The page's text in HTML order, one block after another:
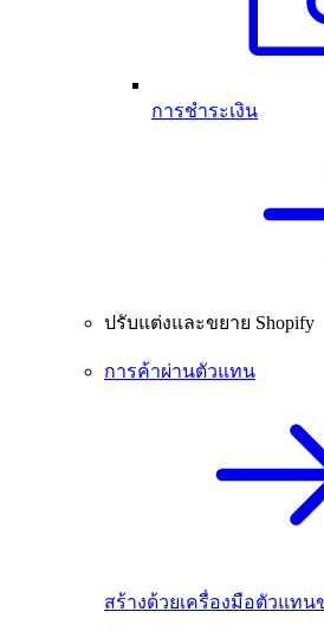
การชำระเงิน
ปรับแต่งและขยาย Shopify
การค้าผ่านตัวแทน
สร้างด้วยเครื่องมือตัวแทน